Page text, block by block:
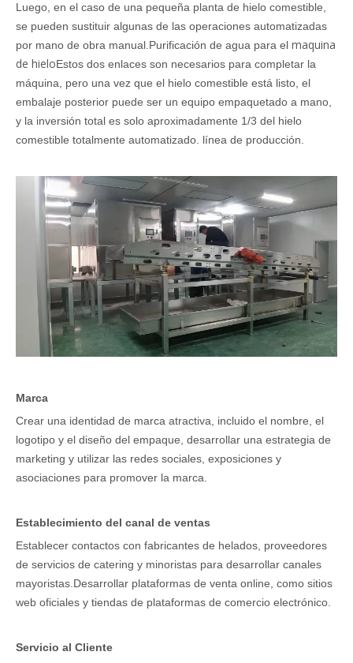
Luego, en el caso de una pequeña planta de hielo comestible,
se pueden sustituir algunas de las operaciones automatizadas
por mano de obra manual.Purificación de agua para el maquina
de hieloEstos dos enlaces son necesarios para completar la
máquina, pero una vez que el hielo comestible está listo, el
embalaje posterior puede ser un equipo empaquetado a mano,
y la inversión total es solo aproximadamente 1/3 del hielo
comestible totalmente automatizado. línea de producción.
Marca
Crear una identidad de marca atractiva, incluido el nombre, el
logotipo y el diseño del empaque, desarrollar una estrategia de
marketing y utilizar las redes sociales, exposiciones y
asociaciones para promover la marca.
Establecimiento del canal de ventas
Establecer contactos con fabricantes de helados, proveedores
de servicios de catering y minoristas para desarrollar canales
mayoristas.Desarrollar plataformas de venta online, como sitios
web oficiales y tiendas de plataformas de comercio electrónico.
Servicio al Cliente